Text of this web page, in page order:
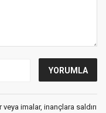
imalar, inançlara saldırı